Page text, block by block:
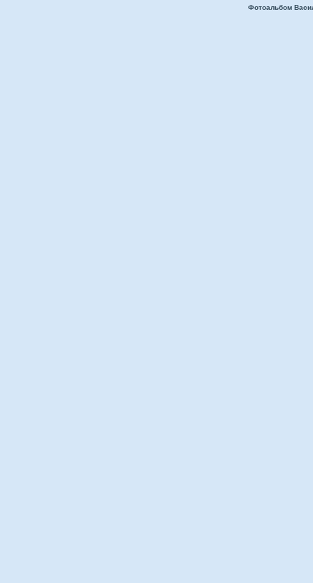
Фотоальбом